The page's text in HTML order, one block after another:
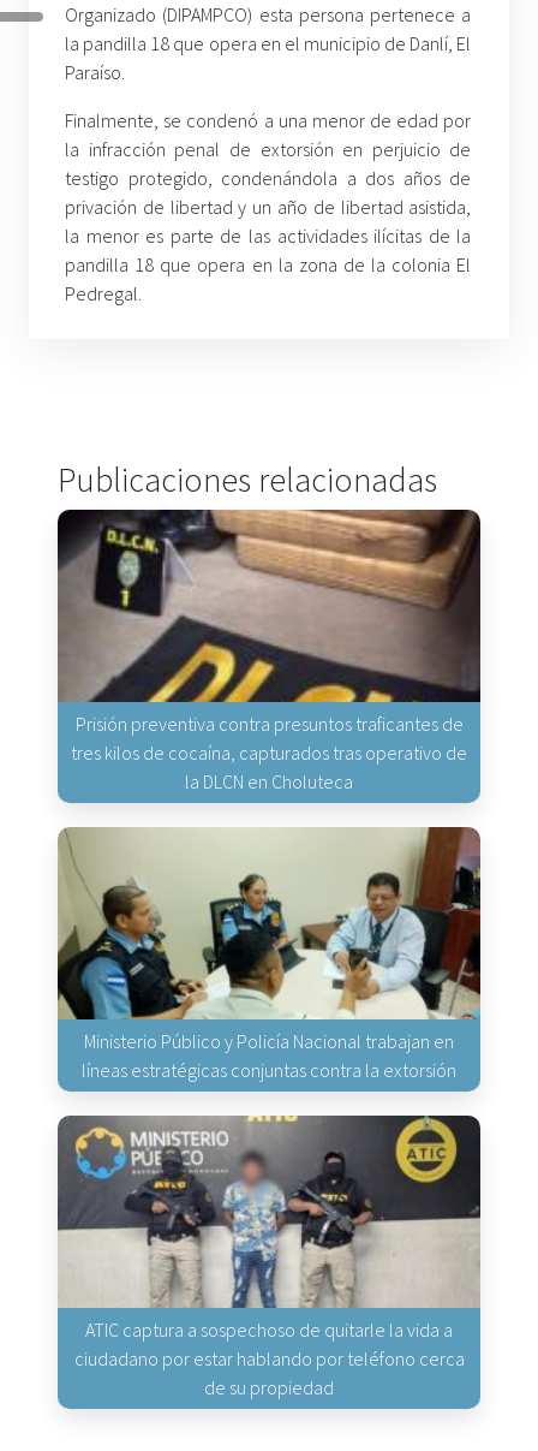
Organizado (DIPAMPCO) esta persona pertenece a
la pandilla 18 que opera en el municipio de Danlí, El
Paraíso.
Finalmente, se condenó a una menor de edad por
la infracción penal de extorsión en perjuicio de
testigo protegido, condenándola a dos años de
privación de libertad y un año de libertad asistida,
la menor es parte de las actividades ilícitas de la
pandilla 18 que opera en la zona de la colonia El
Pedregal.
Publicaciones relacionadas
Prisión preventiva contra presuntos traficantes de
tres kilos de cocaína, capturados tras operativo de
la DLCN en Choluteca
Ministerio Público y Policía Nacional trabajan en
líneas estratégicas conjuntas contra la extorsión
ATIC captura a sospechoso de quitarle la vida a
ciudadano por estar hablando por teléfono cerca
de su propiedad